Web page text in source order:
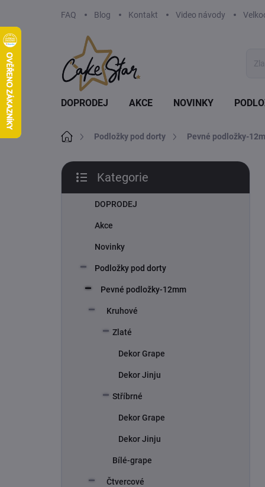
obsah
FAQ Blog Kontakt Video návody
DOPRODEJ AKCE NOVINKY
Domů Podložky pod dorty Pevné podložky-
P
s
kategorie
Kategorie
DOPRODEJ
Akce
Novinky
Podložky pod dorty
Pevné podložky-12mm
Kruhové
Zlaté
Dekor Grape
Dekor Jinju
Stříbrné
Dekor Grape
Dekor Jinju
Bílé-grape
Čtvercové